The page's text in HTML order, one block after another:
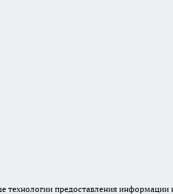
предоставления информации